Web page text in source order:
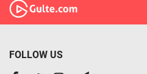
FOLLOW US